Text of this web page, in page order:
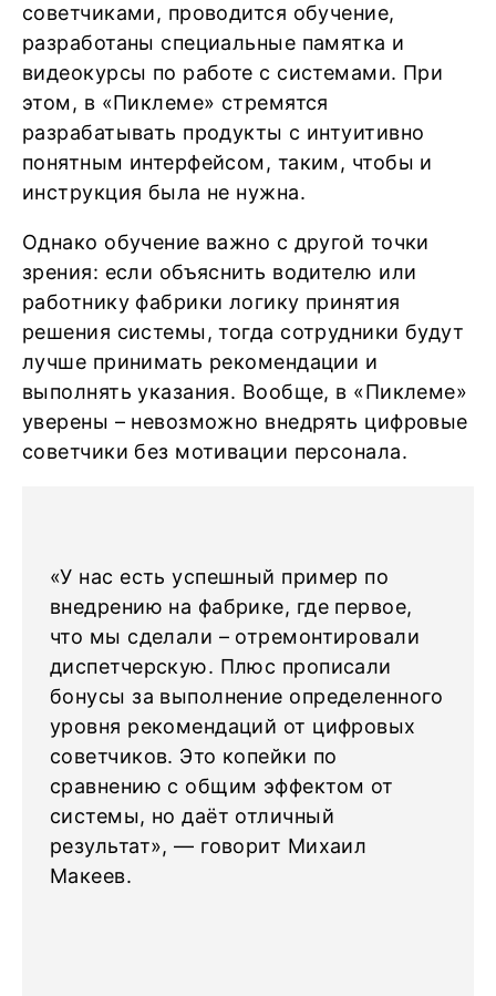
советчиками, проводится обучение,
разработаны специальные памятка и
видеокурсы по работе с системами. При
этом, в «Пиклеме» стремятся
разрабатывать продукты с интуитивно
понятным интерфейсом, таким, чтобы и
инструкция была не нужна.
Однако обучение важно с другой точки
зрения: если объяснить водителю или
работнику фабрики логику принятия
решения системы, тогда сотрудники будут
лучше принимать рекомендации и
выполнять указания. Вообще, в «Пиклеме»
уверены – невозможно внедрять цифровые
советчики без мотивации персонала.
«У нас есть успешный пример по
внедрению на фабрике, где первое,
что мы сделали – отремонтировали
диспетчерскую. Плюс прописали
бонусы за выполнение определенного
уровня рекомендаций от цифровых
советчиков. Это копейки по
сравнению с общим эффектом от
системы, но даёт отличный
результат», — говорит Михаил
Макеев.